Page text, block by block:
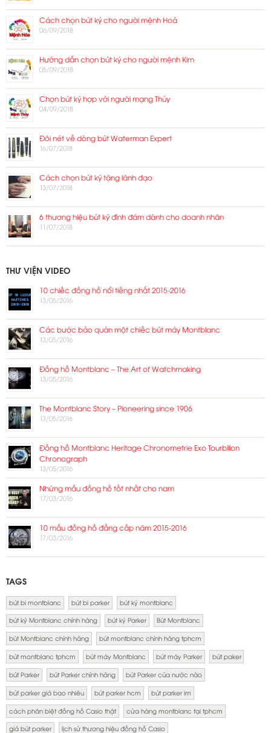
Cách chọn bút ký cho người mệnh Hoả
06/09/2018
Hướng dẫn chọn bút ký cho người mệnh Kim
05/09/2018
Chọn bút ký hợp với người mạng Thủy
04/09/2018
Đôi nét về dòng bút Waterman Expert
16/07/2018
Cách chọn bút ký tặng lãnh đạo
13/07/2018
6 thương hiệu bút ký đình đám dành cho doanh nhân
11/07/2018
THƯ VIỆN VIDEO
10 chiếc đồng hồ nổi tiếng nhất 2015-2016
13/05/2016
Các bước bảo quản một chiếc bút máy Montblanc
13/05/2016
Đồng hồ Montblanc – The Art of Watchmaking
13/05/2016
The Montblanc Story – Pioneering since 1906
13/05/2016
Đồng hồ Montblanc Heritage Chronometrie Exo Tourbillon
Chronograph
13/05/2016
Những mẫu đồng hồ tốt nhất cho nam
17/03/2016
10 mẫu đồng hồ đẳng cấp năm 2015-2016
17/03/2016
TAGS
bút bi montblanc bút bi parker bút ký montblanc
bút ký Montblanc chính hãng bút ký Parker Bút Montblanc
bút Montblanc chính hãng bút montblanc chính hãng tphcm
bút montblanc tphcm bút máy Montblanc bút máy Parker bút paker
bút Parker bút Parker chính hãng bút Parker của nước nào
bút parker giá bao nhiêu bút parker hcm bút parker im
cách phân biệt đồng hồ Casio thật cửa hàng montblanc tại tphcm
giá bút parker lịch sử thương hiệu đồng hồ Casio